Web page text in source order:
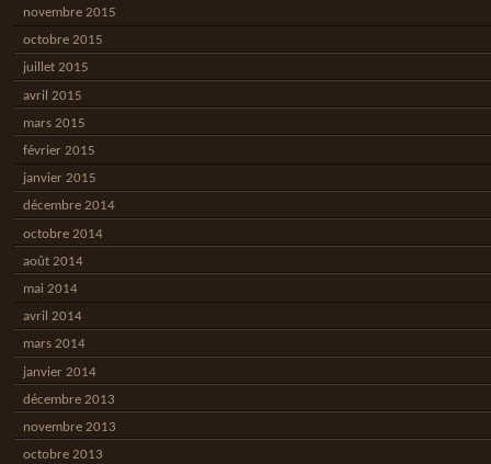
novembre 2015
octobre 2015
juillet 2015
avril 2015
mars 2015
février 2015
janvier 2015
décembre 2014
octobre 2014
août 2014
mai 2014
avril 2014
mars 2014
janvier 2014
décembre 2013
novembre 2013
octobre 2013